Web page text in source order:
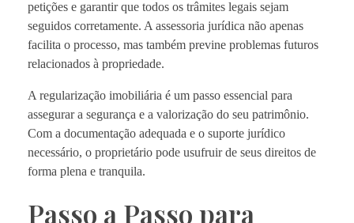
petições e garantir que todos os trâmites legais sejam
seguidos corretamente. A assessoria jurídica não apenas
facilita o processo, mas também previne problemas futuros
relacionados à propriedade.
A regularização imobiliária é um passo essencial para
assegurar a segurança e a valorização do seu patrimônio.
Com a documentação adequada e o suporte jurídico
necessário, o proprietário pode usufruir de seus direitos de
forma plena e tranquila.
Passo a Passo para